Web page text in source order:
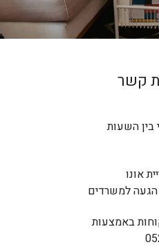
קשר
בין השעות
אונו
למשרדים
באמצעות